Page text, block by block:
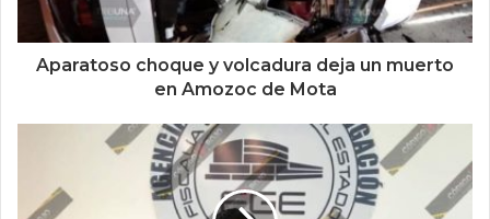
Aparatoso choque y volcadura deja un muerto
en Amozoc de Mota